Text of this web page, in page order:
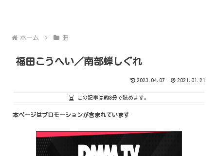
ホーム 曲
福田こうへい／南部蝉しぐれ
2023.04.07 2021.01.21
この記事は約3分で読めます。
本ページはプロモーションが含まれています